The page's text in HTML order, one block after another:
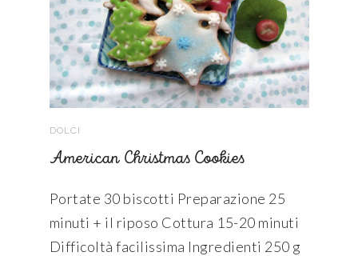
DOLCI
American Christmas Cookies
Portate 30 biscotti Preparazione 25
minuti + il riposo Cottura 15-20 minuti
Difficoltà facilissima Ingredienti 250 g